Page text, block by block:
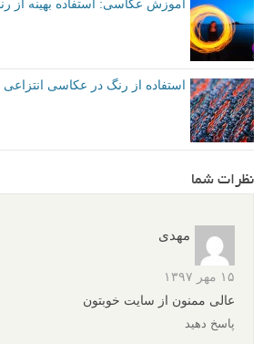
آموزش استفاده از رنگ های تند،
آموزش عکاسی: استفاده از رنگ